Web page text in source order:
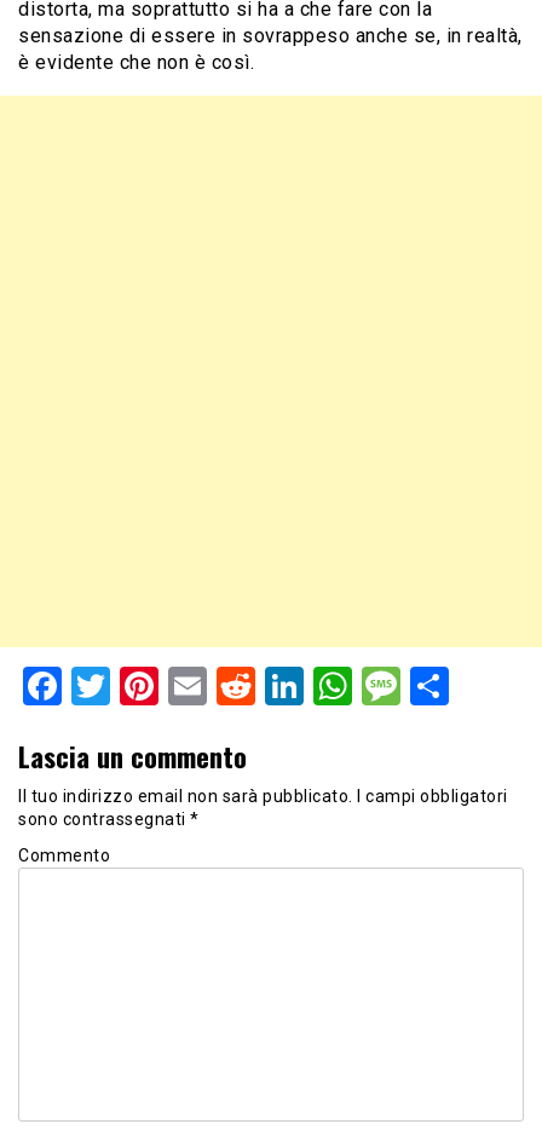
distorta, ma soprattutto si ha a che fare con la
sensazione di essere in sovrappeso anche se, in realtà,
è evidente che non è così.
Facebook
Twitter
Pinterest
EmailRedditLinkedIn
WhatsApp
Lascia un commento
Il tuo indirizzo email non sarà pubblicato.
I campi obbligatori
sono contrassegnati *
Commento